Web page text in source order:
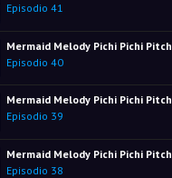
Episodio 41
Mermaid Melody Pichi Pichi Pitch
Episodio 40
Mermaid Melody Pichi Pichi Pitch
Episodio 39
Mermaid Melody Pichi Pichi Pitch
Episodio 38